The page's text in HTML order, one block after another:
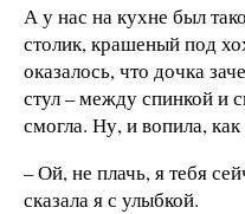
А у нас на кухне был
столик, крашеный под
оказалось, что дочка
стул – между спинкой и
смогла. Ну, и вопила, как
– Ой, не плачь, я тебя
сказала я с улыбкой.